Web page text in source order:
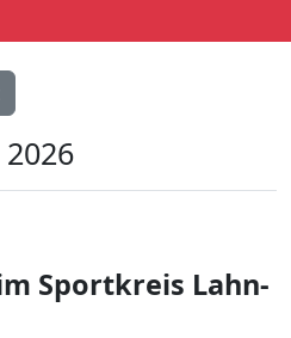
Sportkreis Lahn-